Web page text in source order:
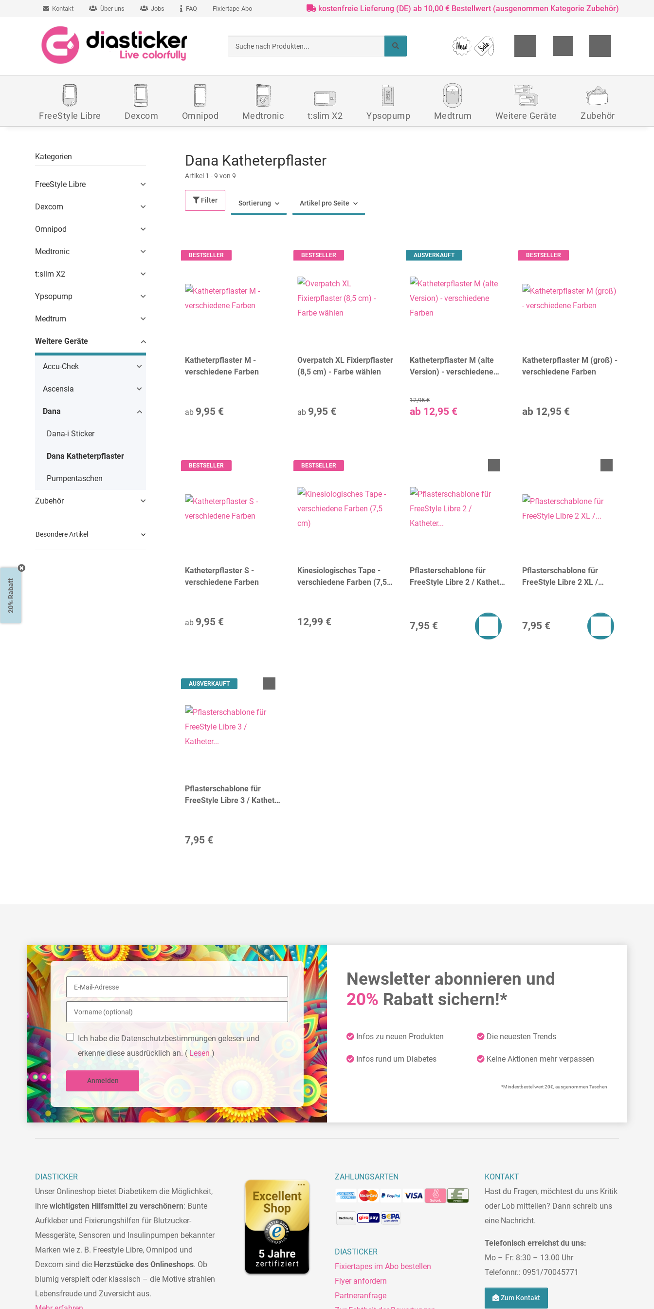
Kontakt Über uns Jobs FAQ Fixiertape-Abo kostenfreie Lieferung (DE) ab 10,00 € Bestellwert (ausgenommen Kategorie Zubehör)
FreeStyle Libre Dexcom Omnipod Medtronic t:slim X2 Ypsopump Medtrum Weitere Geräte Zubehör
Dana Katheterpflaster
Artikel 1 - 9 von 9
Filter Sortierung Artikel pro Seite
BESTSELLER
Katheterpflaster M -
verschiedene Farben
ab 9,95 €
BESTSELLER
Overpatch XL Fixierpflaster
(8,5 cm) - Farbe wählen
ab 9,95 €
AUSVERKAUFT
Katheterpflaster M (alte
Version) - verschiedene
ab 12,95 €
12,95 €
BESTSELLER
Katheterpflaster M (groß) -
verschiedene Farben
ab 12,95 €
BESTSELLER
Katheterpflaster S -
verschiedene Farben
ab 9,95 €
BESTSELLER
Kinesiologisches Tape -
verschiedene Farben (7,5
12,99 €
Pflasterschablone für
FreeStyle Libre 2 / Katheter
7,95 €
Pflasterschablone für
FreeStyle Libre 2 XL /
7,95 €
AUSVERKAUFT
Pflasterschablone für
FreeStyle Libre 3 / Katheter
7,95 €
Kategorien
FreeStyle Libre
Dexcom
Omnipod
Medtronic
t:slim X2
Ypsopump
Medtrum
Weitere Geräte
Accu-Chek
Ascensia
Dana
Dana-i Sticker
Dana Katheterpflaster
Pumpentaschen
Zubehör
Besondere Artikel
Ich habe die Datenschutzbestimmungen gelesen und
erkenne diese ausdrücklich an. ( Lesen )
Anmelden
Newsletter abonnieren und
20% Rabatt sichern!*
Infos zu neuen Produkten Die neuesten Trends
Infos rund um Diabetes Keine Aktionen mehr verpassen
*Mindestbestellwert 20€, ausgenommen Taschen
DIASTICKER
Unser Onlineshop bietet Diabetikern die Möglichkeit,
ihre wichtigsten Hilfsmittel zu verschönern: Bunte
Aufkleber und Fixierungshilfen für Blutzucker-
Messgeräte, Sensoren und Insulinpumpen bekannter
Marken wie z. B. Freestyle Libre, Omnipod und
Dexcom sind die Herzstücke des Onlineshops. Ob
blumig verspielt oder klassisch – die Motive strahlen
Lebensfreude und Zuversicht aus.
ZAHLUNGSARTEN
DIASTICKER
Fixiertapes im Abo bestellen
Flyer anfordern
Partneranfrage
KONTAKT
Hast du Fragen, möchtest du uns Kritik
oder Lob mitteilen? Dann schreib uns
eine Nachricht.
Telefonisch erreichst du uns:
Mo – Fr: 8:30 – 13.00 Uhr
Telefonnr.: 0951/70045771
Zum Kontakt
20% Rabatt